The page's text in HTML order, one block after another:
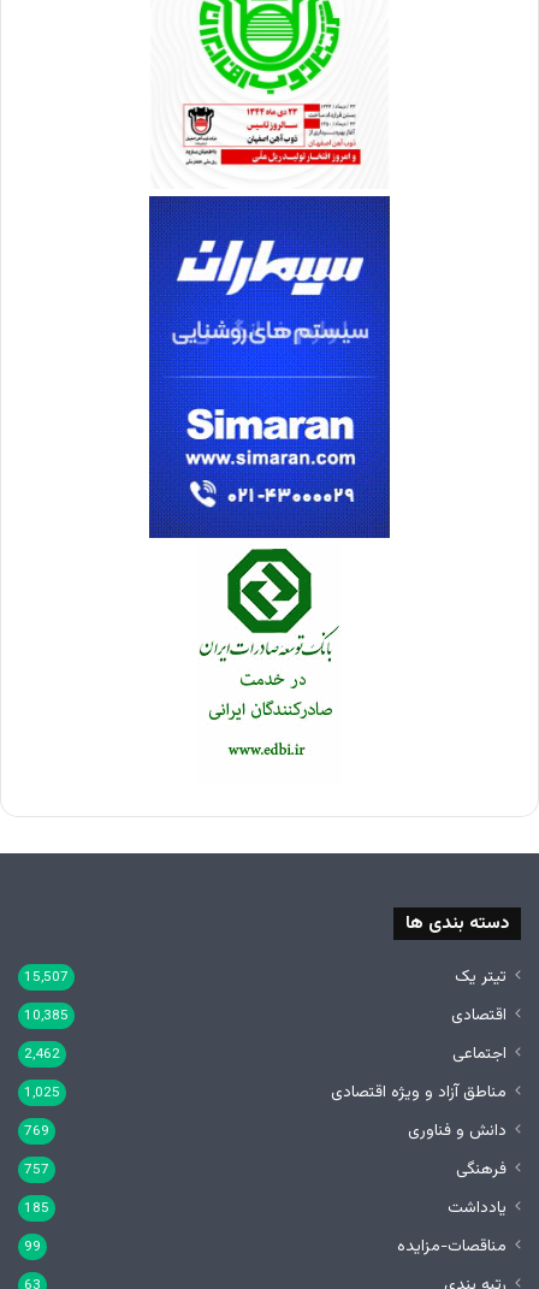
دسته بندی ها
تیتر یک 15,507
اقتصادی 10,385
اجتماعی 2,462
مناطق آزاد و ویژه اقتصادی 1,025
دانش و فناوری 769
فرهنگی 757
یادداشت 185
مناقصات-مزایده 99